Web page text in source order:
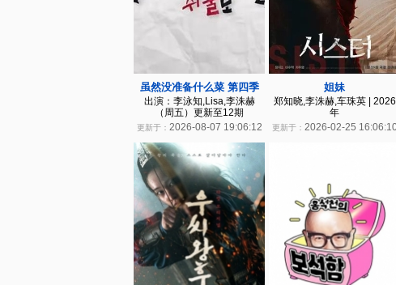
虽然没准备什么菜 第四季
出演：李泳知,Lisa,李洙赫
（周五）更新至12期
更新于： 2026-08-07 19:06:12
姐妹
郑知晓,李洙赫,车珠英 | 2026
年
更新于： 2026-02-25